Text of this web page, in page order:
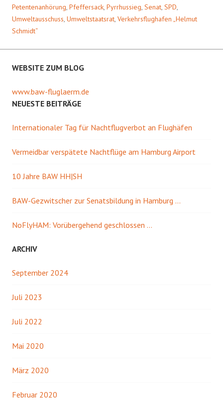
Petentenanhörung, Pfeffersack, Pyrrhussieg, Senat, SPD,
Umweltausschuss, Umweltstaatsrat, Verkehrsflughafen „Helmut
Schmidt“
WEBSITE ZUM BLOG
www.baw-fluglaerm.de
NEUESTE BEITRÄGE
Internationaler Tag für Nachtflugverbot an Flughäfen
Vermeidbar verspätete Nachtflüge am Hamburg Airport
10 Jahre BAW HH|SH
BAW-Gezwitscher zur Senatsbildung in Hamburg …
NoFlyHAM: Vorübergehend geschlossen …
ARCHIV
September 2024
Juli 2023
Juli 2022
Mai 2020
März 2020
Februar 2020